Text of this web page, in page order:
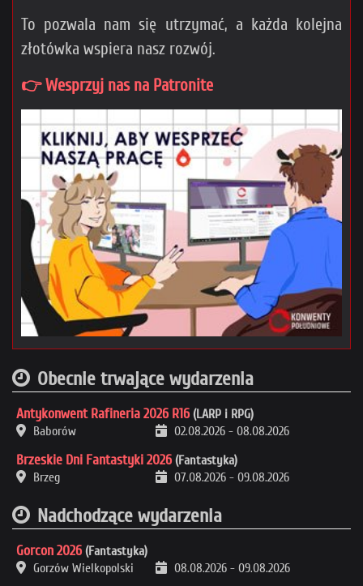
To pozwala nam się utrzymać, a każda kolejna
złotówka wspiera nasz rozwój.
👉 Wesprzyj nas na Patronite
Obecnie trwające wydarzenia
Antykonwent Rafineria 2026 R16 (LARP i RPG)
Baborów
02.08.2026 - 08.08.2026
Brzeskie Dni Fantastyki 2026 (Fantastyka)
Brzeg
07.08.2026 - 09.08.2026
Nadchodzące wydarzenia
Gorcon 2026 (Fantastyka)
Gorzów Wielkopolski
08.08.2026 - 09.08.2026